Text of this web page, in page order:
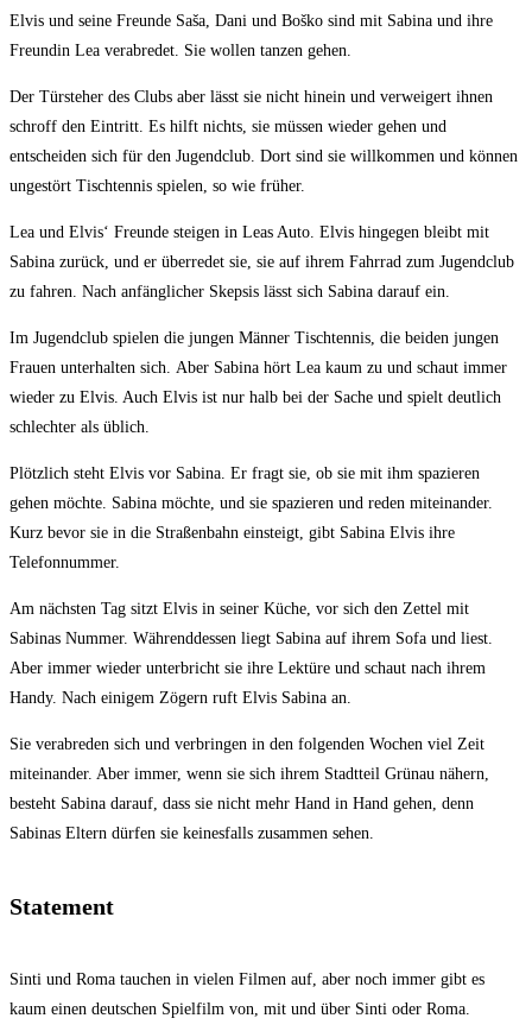
Elvis und seine Freunde Saša, Dani und Boško sind mit Sabina und ihre
Freundin Lea verabredet. Sie wollen tanzen gehen.
Der Türsteher des Clubs aber lässt sie nicht hinein und verweigert ihnen
schroff den Eintritt. Es hilft nichts, sie müssen wieder gehen und
entscheiden sich für den Jugendclub. Dort sind sie willkommen und können
ungestört Tischtennis spielen, so wie früher.
Lea und Elvis‘ Freunde steigen in Leas Auto. Elvis hingegen bleibt mit
Sabina zurück, und er überredet sie, sie auf ihrem Fahrrad zum Jugendclub
zu fahren. Nach anfänglicher Skepsis lässt sich Sabina darauf ein.
Im Jugendclub spielen die jungen Männer Tischtennis, die beiden jungen
Frauen unterhalten sich. Aber Sabina hört Lea kaum zu und schaut immer
wieder zu Elvis. Auch Elvis ist nur halb bei der Sache und spielt deutlich
schlechter als üblich.
Plötzlich steht Elvis vor Sabina. Er fragt sie, ob sie mit ihm spazieren
gehen möchte. Sabina möchte, und sie spazieren und reden miteinander.
Kurz bevor sie in die Straßenbahn einsteigt, gibt Sabina Elvis ihre
Telefonnummer.
Am nächsten Tag sitzt Elvis in seiner Küche, vor sich den Zettel mit
Sabinas Nummer. Währenddessen liegt Sabina auf ihrem Sofa und liest.
Aber immer wieder unterbricht sie ihre Lektüre und schaut nach ihrem
Handy. Nach einigem Zögern ruft Elvis Sabina an.
Sie verabreden sich und verbringen in den folgenden Wochen viel Zeit
miteinander. Aber immer, wenn sie sich ihrem Stadtteil Grünau nähern,
besteht Sabina darauf, dass sie nicht mehr Hand in Hand gehen, denn
Sabinas Eltern dürfen sie keinesfalls zusammen sehen.
Statement
Sinti und Roma tauchen in vielen Filmen auf, aber noch immer gibt es
kaum einen deutschen Spielfilm von, mit und über Sinti oder Roma.